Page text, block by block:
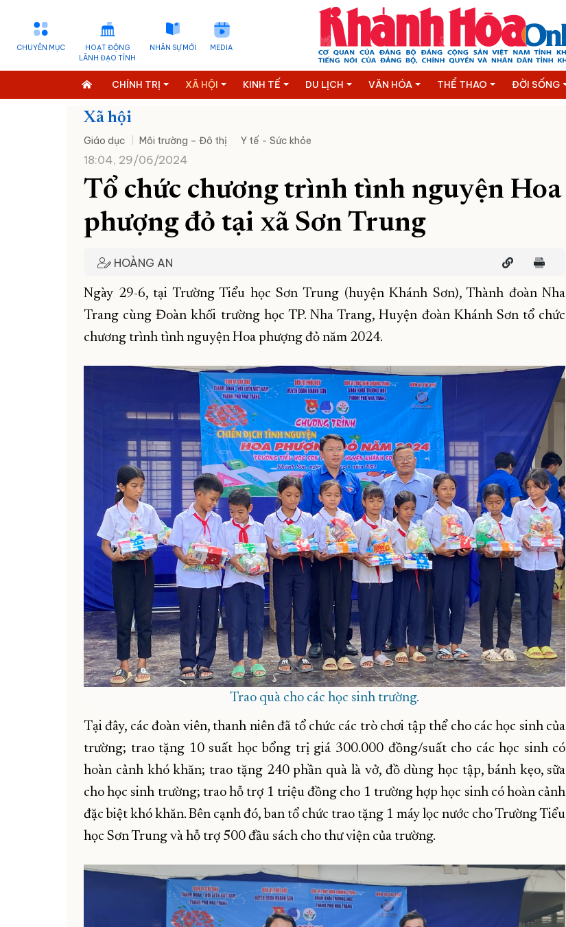
CHUYÊN MỤC
HOẠT ĐỘNG
LÃNH ĐẠO TỈNH
NHÂN SỰ MỚI MEDIA
CHÍNH TRỊ XÃ HỘI KINH TẾ DU LỊCH VĂN HÓA THỂ THAO ĐỜI SỐNG
Xã hội
Giáo dục Môi trường – Đô thị Y tế - Sức khỏe
18:04, 29/06/2024
Tổ chức chương trình tình nguyện Hoa
phượng đỏ tại xã Sơn Trung
HOÀNG AN
Ngày 29-6, tại Trường Tiểu học Sơn Trung (huyện Khánh Sơn), Thành đoàn Nha
Trang cùng Đoàn khối trường học TP. Nha Trang, Huyện đoàn Khánh Sơn tổ chức
chương trình tình nguyện Hoa phượng đỏ năm 2024.
Trao quà cho các học sinh trường.
Tại đây, các đoàn viên, thanh niên đã tổ chức các trò chơi tập thể cho các học sinh của
trường; trao tặng 10 suất học bổng trị giá 300.000 đồng/suất cho các học sinh có
hoàn cảnh khó khăn; trao tặng 240 phần quà là vở, đồ dùng học tập, bánh kẹo, sữa
cho học sinh trường; trao hỗ trợ 1 triệu đồng cho 1 trường hợp học sinh có hoàn cảnh
đặc biệt khó khăn. Bên cạnh đó, ban tổ chức trao tặng 1 máy lọc nước cho Trường Tiểu
học Sơn Trung và hỗ trợ 500 đầu sách cho thư viện của trường.